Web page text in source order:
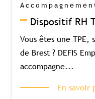
Dispositif RH
Vous êtes une
de Brest ? DEFIS
accompagne...
En savoir
Contenu
Souscrivez